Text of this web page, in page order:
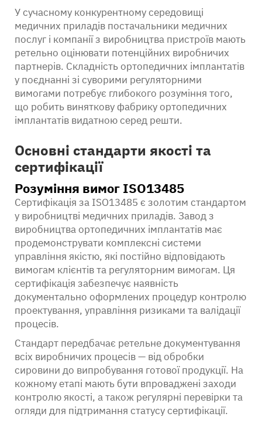
У сучасному конкурентному середовищі
медичних приладів постачальники медичних
послуг і компанії з виробництва пристроїв мають
ретельно оцінювати потенційних виробничих
партнерів. Складність ортопедичних імплантатів
у поєднанні зі суворими регуляторними
вимогами потребує глибокого розуміння того,
що робить виняткову фабрику ортопедичних
імплантатів видатною серед решти.
Основні стандарти якості та
сертифікації
Розуміння вимог ISO13485
Сертифікація за ISO13485 є золотим стандартом
у виробництві медичних приладів. Завод з
виробництва ортопедичних імплантатів має
продемонструвати комплексні системи
управління якістю, які постійно відповідають
вимогам клієнтів та регуляторним вимогам. Ця
сертифікація забезпечує наявність
документально оформлених процедур контролю
проектування, управління ризиками та валідації
процесів.
Стандарт передбачає ретельне документування
всіх виробничих процесів — від обробки
сировини до випробування готової продукції. На
кожному етапі мають бути впроваджені заходи
контролю якості, а також регулярні перевірки та
огляди для підтримання статусу сертифікації.